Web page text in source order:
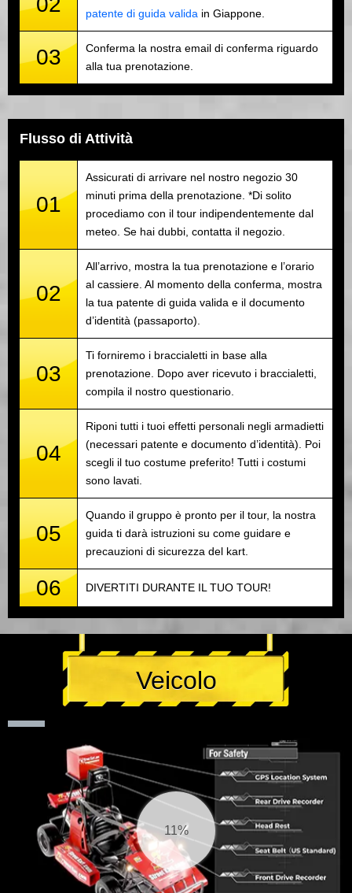
patente di guida valida in Giappone.
03
Conferma la nostra email di conferma riguardo
alla tua prenotazione.
Flusso di Attività
01
Assicurati di arrivare nel nostro negozio 30
minuti prima della prenotazione. *Di solito
procediamo con il tour indipendentemente dal
meteo. Se hai dubbi, contatta il negozio.
02
All’arrivo, mostra la tua prenotazione e l’orario
al cassiere. Al momento della conferma, mostra
la tua patente di guida valida e il documento
d’identità (passaporto).
03
Ti forniremo i braccialetti in base alla
prenotazione. Dopo aver ricevuto i braccialetti,
compila il nostro questionario.
04
Riponi tutti i tuoi effetti personali negli armadietti
(necessari patente e documento d’identità). Poi
scegli il tuo costume preferito! Tutti i costumi
sono lavati.
05
Quando il gruppo è pronto per il tour, la nostra
guida ti darà istruzioni su come guidare e
precauzioni di sicurezza del kart.
06 DIVERTITI DURANTE IL TUO TOUR!
Veicolo
11%